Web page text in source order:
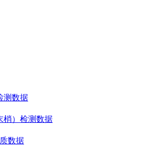
测数据
梢）检测数据
数据